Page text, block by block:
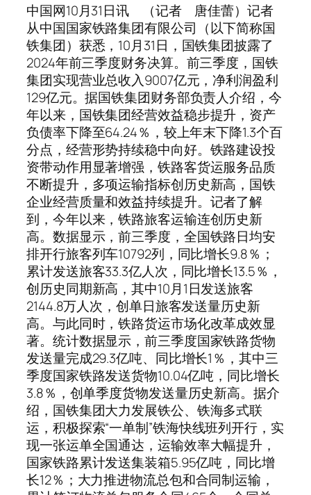
中国网10月31日讯 （记者 唐佳蕾）记者
从中国国家铁路集团有限公司（以下简称国
铁集团）获悉，10月31日，国铁集团披露了
2024年前三季度财务决算。前三季度，国铁
集团实现营业总收入9007亿元，净利润盈利
129亿元。据国铁集团财务部负责人介绍，今
年以来，国铁集团经营效益稳步提升，资产
负债率下降至64.24％，较上年末下降1.3个百
分点，经营形势持续稳中向好。铁路建设投
资带动作用显著增强，铁路客货运服务品质
不断提升，多项运输指标创历史新高，国铁
企业经营质量和效益持续提升。记者了解
到，今年以来，铁路旅客运输连创历史新
高。数据显示，前三季度，全国铁路日均安
排开行旅客列车10792列，同比增长9.8％；
累计发送旅客33.3亿人次，同比增长13.5％，
创历史同期新高，其中10月1日发送旅客
2144.8万人次，创单日旅客发送量历史新
高。与此同时，铁路货运市场化改革成效显
著。统计数据显示，前三季度国家铁路货物
发送量完成29.3亿吨、同比增长1％，其中三
季度国家铁路发送货物10.04亿吨，同比增长
3.8％，创单季度货物发送量历史新高。据介
绍，国铁集团大力发展铁公、铁海多式联
运，积极探索“一单制”铁海快线班列开行，实
现一张运单全国通达，运输效率大幅提升，
国家铁路累计发送集装箱5.95亿吨，同比增
长12％；大力推进物流总包和合同制运输，